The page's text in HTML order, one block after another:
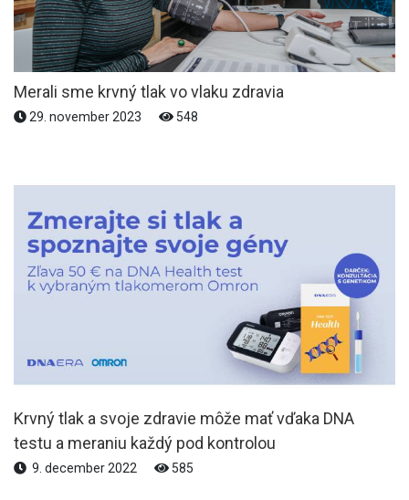
Merali sme krvný tlak vo vlaku zdravia
29. november 2023 548
Krvný tlak a svoje zdravie môže mať vďaka DNA
testu a meraniu každý pod kontrolou
9. december 2022 585